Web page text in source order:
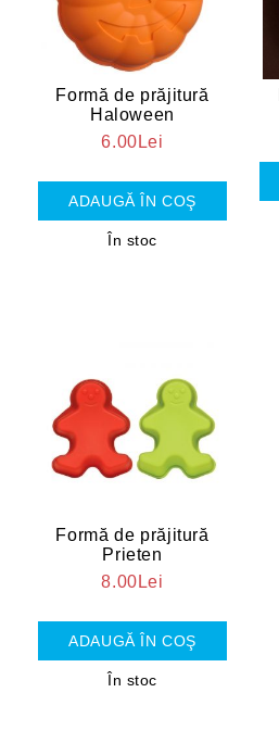
Formă de prăjitură
Haloween
6.00Lei
În stoc
Formă de prăjitură
Prieten
8.00Lei
În stoc